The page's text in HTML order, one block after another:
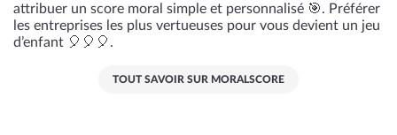
attribuer un score moral simple et personnalisé 🎯. Préférer
les entreprises les plus vertueuses pour vous devient un jeu
d’enfant 🎈🎈🎈.
TOUT SAVOIR SUR MORALSCORE